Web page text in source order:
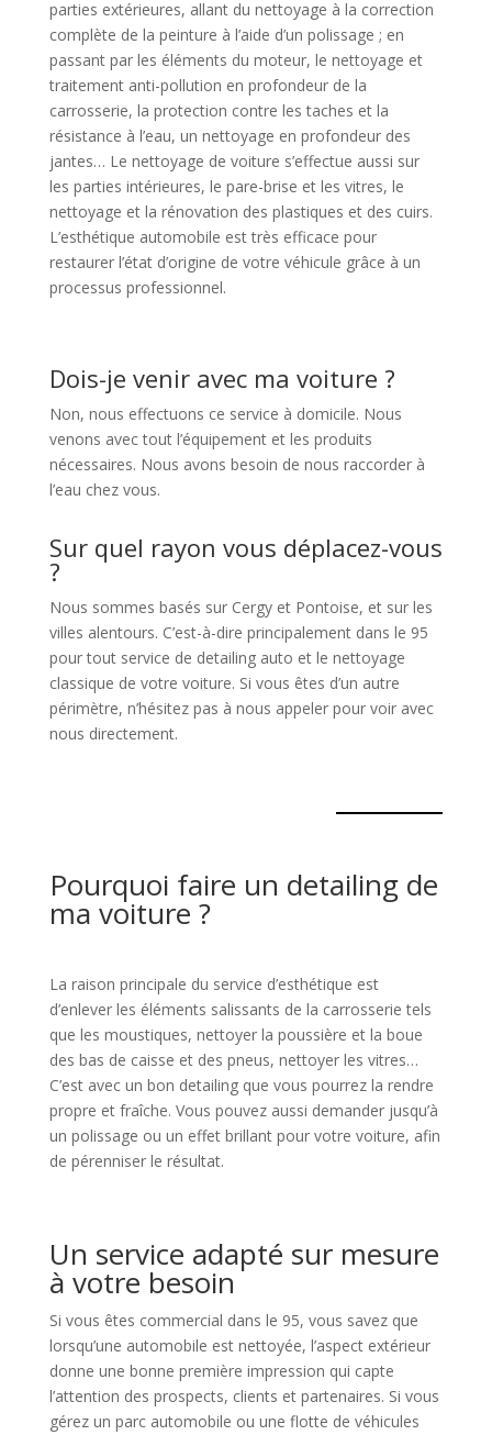
parties extérieures, allant du nettoyage à la correction
complète de la peinture à l’aide d’un polissage ; en
passant par les éléments du moteur, le nettoyage et
traitement anti-pollution en profondeur de la
carrosserie, la protection contre les taches et la
résistance à l’eau, un nettoyage en profondeur des
jantes… Le nettoyage de voiture s’effectue aussi sur
les parties intérieures, le pare-brise et les vitres, le
nettoyage et la rénovation des plastiques et des cuirs.
L’esthétique automobile est très efficace pour
restaurer l’état d’origine de votre véhicule grâce à un
processus professionnel.
Dois-je venir avec ma voiture ?
Non, nous effectuons ce service à domicile. Nous
venons avec tout l’équipement et les produits
nécessaires. Nous avons besoin de nous raccorder à
l’eau chez vous.
Sur quel rayon vous déplacez-vous
?
Nous sommes basés sur Cergy et Pontoise, et sur les
villes alentours. C’est-à-dire principalement dans le 95
pour tout service de detailing auto et le nettoyage
classique de votre voiture. Si vous êtes d’un autre
périmètre, n’hésitez pas à nous appeler pour voir avec
nous directement.
Pourquoi faire un detailing de
ma voiture ?
La raison principale du service d’esthétique est
d’enlever les éléments salissants de la carrosserie tels
que les moustiques, nettoyer la poussière et la boue
des bas de caisse et des pneus, nettoyer les vitres…
C’est avec un bon detailing que vous pourrez la rendre
propre et fraîche. Vous pouvez aussi demander jusqu’à
un polissage ou un effet brillant pour votre voiture, afin
de pérenniser le résultat.
Un service adapté sur mesure
à votre besoin
Si vous êtes commercial dans le 95, vous savez que
lorsqu’une automobile est nettoyée, l’aspect extérieur
donne une bonne première impression qui capte
l’attention des prospects, clients et partenaires. Si vous
gérez un parc automobile ou une flotte de véhicules